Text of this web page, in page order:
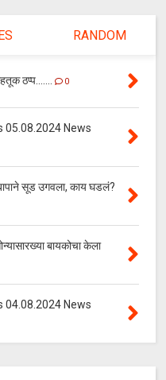
RANDOM
ठप्प....... 0
05.08.2024 News
सूड उगवला, काय घडलं?
बायकोचा केला
04.08.2024 News